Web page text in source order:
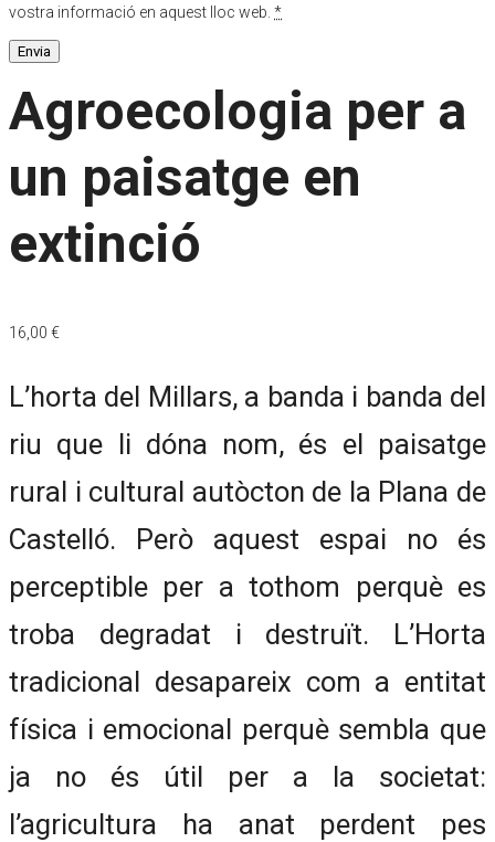
vostra informació en aquest lloc web. *
Agroecologia per a
un paisatge en
extinció
16,00 €
L’horta del Millars, a banda i banda del
riu que li dóna nom, és el paisatge
rural i cultural autòcton de la Plana de
Castelló. Però aquest espai no és
perceptible per a tothom perquè es
troba degradat i destruït. L’Horta
tradicional desapareix com a entitat
física i emocional perquè sembla que
ja no és útil per a la societat:
l’agricultura ha anat perdent pes